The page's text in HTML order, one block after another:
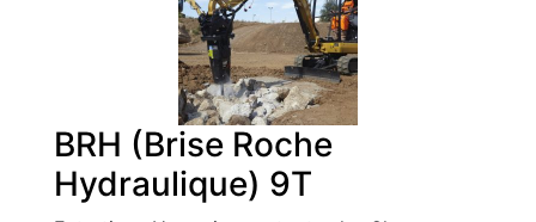
BRH (Brise Roche
Hydraulique) 9T